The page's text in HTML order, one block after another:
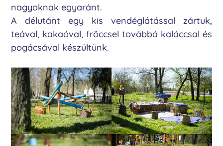
nagyoknak egyaránt.
A délutánt egy kis vendéglátással zártuk,
teával, kakaóval, fröccsel továbbá kaláccsal és
pogácsával készültünk.